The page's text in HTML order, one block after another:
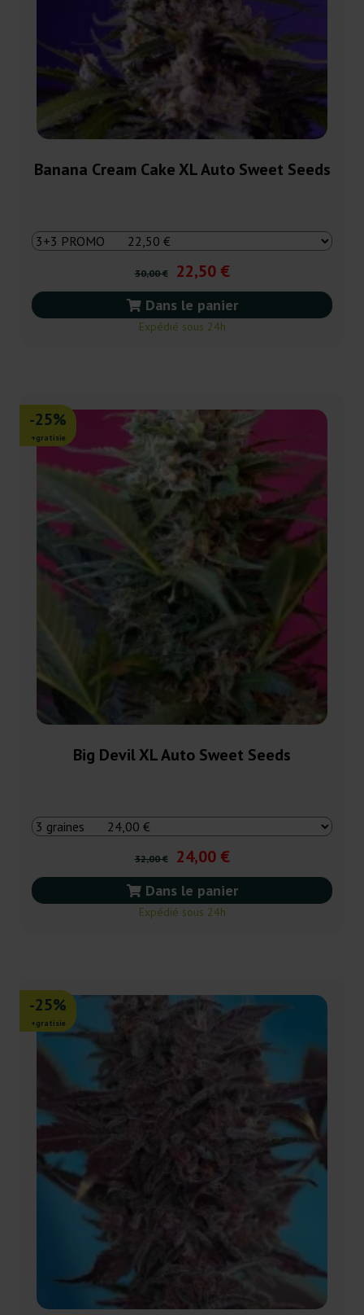
Banana Cream Cake XL Auto Sweet Seeds
30,00 € 22,50 €
Dans le panier
Expédié sous 24h
-25%
+gratisie
Big Devil XL Auto Sweet Seeds
32,00 € 24,00 €
Dans le panier
Expédié sous 24h
-25%
+gratisie